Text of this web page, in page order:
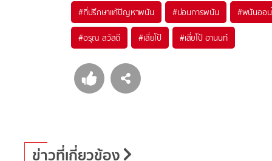
#ที่ปรึกษาแก้ปัญหาพนัน #บ่อนการพนัน #พนันออน
#อรุณ สวัสดี #เสี่ยโป้ #เสี่ยโป้ อานนท์
ข่าวที่เกี่ยวข้อง